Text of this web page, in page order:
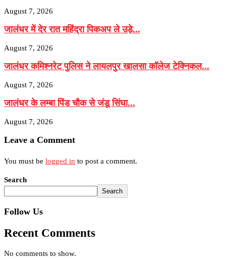
August 7, 2026
जालंधर में देर रात महिंद्रा पिकअप ले उड़े...
August 7, 2026
जालंधर कमिश्नरेट पुलिस ने लायलपुर खालसा कॉलेज टेक्निकल...
August 7, 2026
जालंधर के लम्बा पिंड चौक से जंडू सिंघा...
August 7, 2026
Leave a Comment
You must be logged in to post a comment.
Search
Search
Follow Us
Recent Comments
No comments to show.